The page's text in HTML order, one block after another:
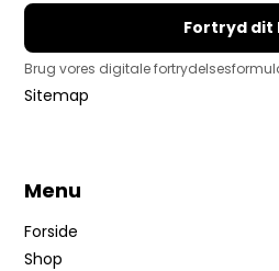
Fortryd dit
Brug vores digitale
Sitemap
Menu
Forside
Shop